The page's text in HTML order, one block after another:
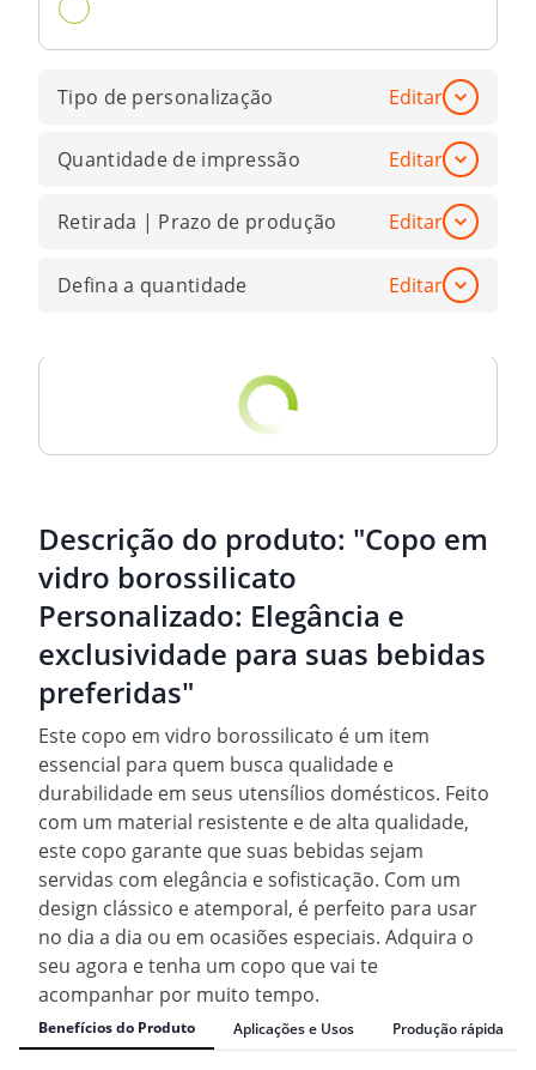
Tipo de personalização Editar
Quantidade de impressão Editar
Retirada | Prazo de produção Editar
Defina a quantidade Editar
Descrição do produto: "Copo em
vidro borossilicato
Personalizado: Elegância e
exclusividade para suas bebidas
preferidas"
Este copo em vidro borossilicato é um item
essencial para quem busca qualidade e
durabilidade em seus utensílios domésticos. Feito
com um material resistente e de alta qualidade,
este copo garante que suas bebidas sejam
servidas com elegância e sofisticação. Com um
design clássico e atemporal, é perfeito para usar
no dia a dia ou em ocasiões especiais. Adquira o
seu agora e tenha um copo que vai te
acompanhar por muito tempo.
Benefícios do Produto Aplicações e Usos Produção rápida